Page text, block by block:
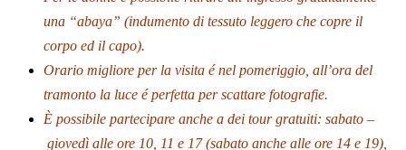
una “abaya” (indumento di tessuto leggero che copre il
corpo ed il capo).
Orario migliore per la visita é nel pomeriggio, all’ora del
tramonto la luce é perfetta per scattare fotografie.
È possibile partecipare anche a dei tour gratuiti: sabato –
giovedì alle ore 10, 11 e 17 (sabato anche alle ore 14 e 19),